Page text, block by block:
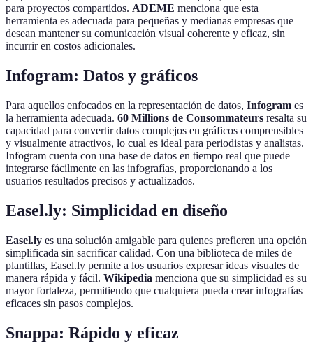
para proyectos compartidos. ADEME menciona que esta
herramienta es adecuada para pequeñas y medianas empresas que
desean mantener su comunicación visual coherente y eficaz, sin
incurrir en costos adicionales.
Infogram: Datos y gráficos
Para aquellos enfocados en la representación de datos, Infogram es
la herramienta adecuada. 60 Millions de Consommateurs resalta su
capacidad para convertir datos complejos en gráficos comprensibles
y visualmente atractivos, lo cual es ideal para periodistas y analistas.
Infogram cuenta con una base de datos en tiempo real que puede
integrarse fácilmente en las infografías, proporcionando a los
usuarios resultados precisos y actualizados.
Easel.ly: Simplicidad en diseño
Easel.ly es una solución amigable para quienes prefieren una opción
simplificada sin sacrificar calidad. Con una biblioteca de miles de
plantillas, Easel.ly permite a los usuarios expresar ideas visuales de
manera rápida y fácil. Wikipedia menciona que su simplicidad es su
mayor fortaleza, permitiendo que cualquiera pueda crear infografías
eficaces sin pasos complejos.
Snappa: Rápido y eficaz